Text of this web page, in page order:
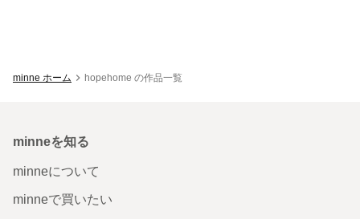
minne ホーム hopehome の作品一覧
minneを知る
minneについて
minneで買いたい